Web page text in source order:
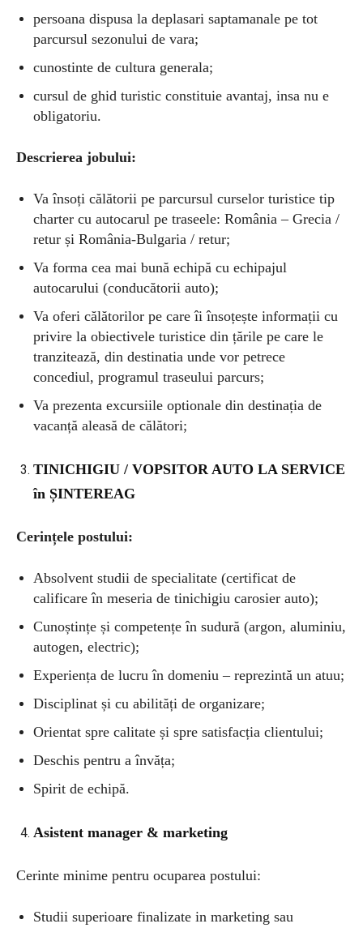
persoana dispusa la deplasari saptamanale pe tot
parcursul sezonului de vara;
cunostinte de cultura generala;
cursul de ghid turistic constituie avantaj, insa nu e
obligatoriu.
Descrierea jobului:
Va însoți călătorii pe parcursul curselor turistice tip
charter cu autocarul pe traseele: România – Grecia /
retur și România-Bulgaria / retur;
Va forma cea mai bună echipă cu echipajul
autocarului (conducătorii auto);
Va oferi călătorilor pe care îi însoțește informații cu
privire la obiectivele turistice din țările pe care le
tranzitează, din destinatia unde vor petrece
concediul, programul traseului parcurs;
Va prezenta excursiile optionale din destinația de
vacanță aleasă de călători;
TINICHIGIU / VOPSITOR AUTO LA SERVICE
în ȘINTEREAG
Cerințele postului:
Absolvent studii de specialitate (certificat de
calificare în meseria de tinichigiu carosier auto);
Cunoștințe și competențe în sudură (argon, aluminiu,
autogen, electric);
Experiența de lucru în domeniu – reprezintă un atuu;
Disciplinat și cu abilități de organizare;
Orientat spre calitate și spre satisfacția clientului;
Deschis pentru a învăța;
Spirit de echipă.
Asistent manager & marketing
Cerinte minime pentru ocuparea postului:
Studii superioare finalizate in marketing sau